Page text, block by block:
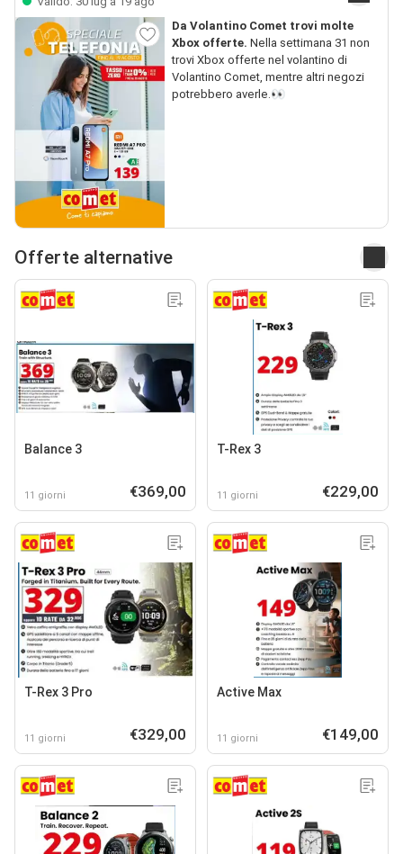
Da Volantino Comet trovi molte
Xbox offerte. Nella settimana 31 non
trovi Xbox offerte nel volantino di
Volantino Comet, mentre altri negozi
potrebbero averle.👀
Offerte alternative
Balance 3
11 giorni €369,00
T-Rex 3
11 giorni €229,00
T-Rex 3 Pro
11 giorni €329,00
Active Max
11 giorni €149,00